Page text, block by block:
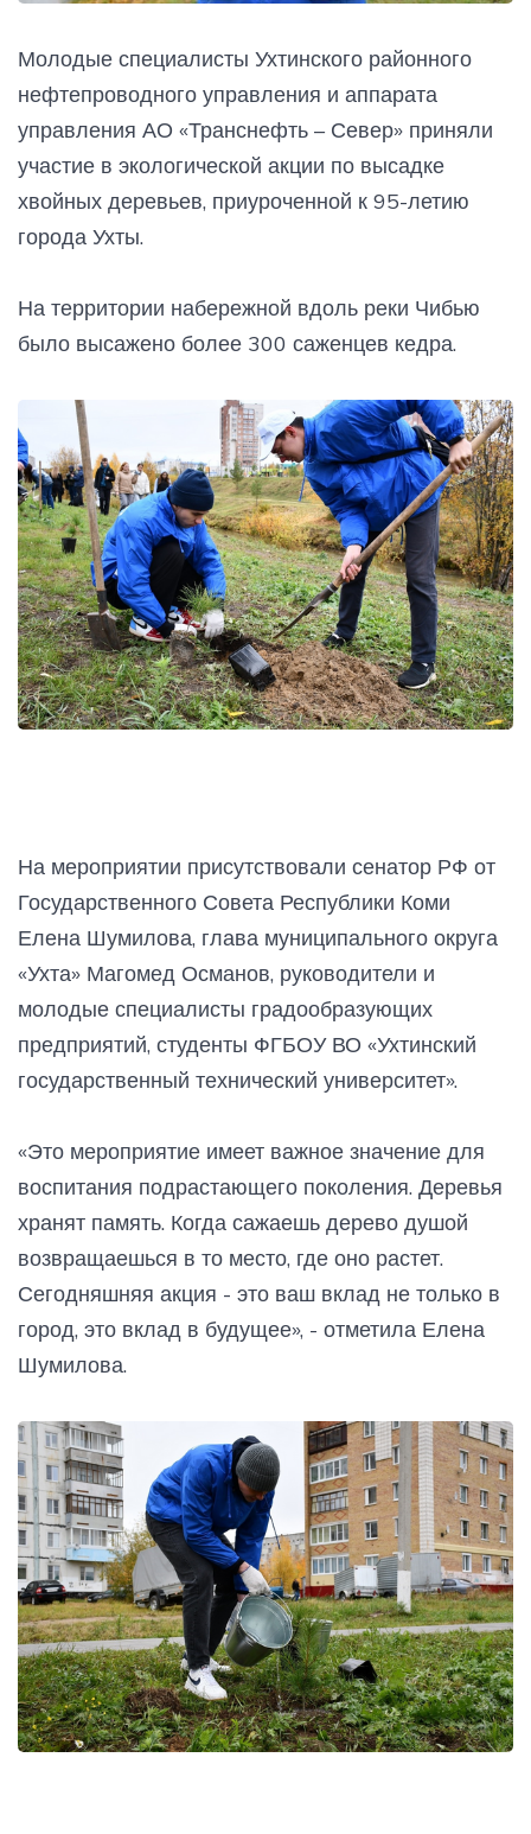
Молодые специалисты Ухтинского районного
нефтепроводного управления и аппарата
управления АО «Транснефть – Север» приняли
участие в экологической акции по высадке
хвойных деревьев, приуроченной к 95-летию
города Ухты.
На территории набережной вдоль реки Чибью
было высажено более 300 саженцев кедра.
На мероприятии присутствовали сенатор РФ от
Государственного Совета Республики Коми
Елена Шумилова, глава муниципального округа
«Ухта» Магомед Османов, руководители и
молодые специалисты градообразующих
предприятий, студенты ФГБОУ ВО «Ухтинский
государственный технический университет».
«Это мероприятие имеет важное значение для
воспитания подрастающего поколения. Деревья
хранят память. Когда сажаешь дерево душой
возвращаешься в то место, где оно растет.
Сегодняшняя акция - это ваш вклад не только в
город, это вклад в будущее», - отметила Елена
Шумилова.